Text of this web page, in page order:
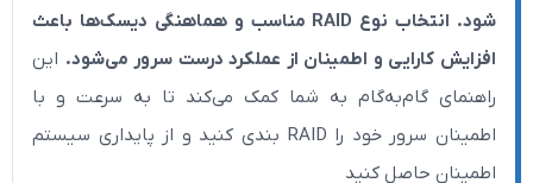
شود. انتخاب نوع RAID مناسب و هماهنگی دیسک‌ها باعث
و اطمینان از عملکرد درست سرور می‌شود.این
به شما کمک می‌کند تا به سرعت و با
اطمینان سرور خود را RAID بندی کنید و از پایداری سیستم